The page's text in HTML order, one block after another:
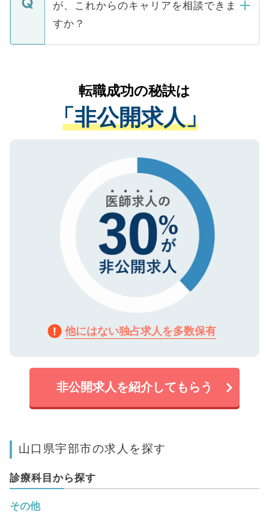
みを人材紹介会社に依頼するケースが増え
ています。
ご本人のキャリアアップおよび転職活動の
支援を目的に使用いたします。お預かりし
ているすべての個人データはご本人の許可
は、個人情報の取り扱いについての厳密な
管理基準を満たした事業者のみに付与され
る、プライバシーマークを取得済みです。
で、機密保持に関してもご安心ください。
が、これからのキャリアを相談できま
すか？
かがいして、現在の医療機関の状況や紹介
経験をまじえながら、適切なアドバイスを
させていただきます。すぐにご転職をされ
ない方には、長期的なサポートが可能です
ので、まずはご登録ください。
転職成功の秘訣は
「非公開求人」
他にはない独占求人を多数保有
非公開求人を紹介してもらう
山口県宇部市の求人を探す
診療科目から探す
その他